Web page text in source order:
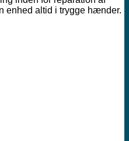
enhed altid i trygge hænder.